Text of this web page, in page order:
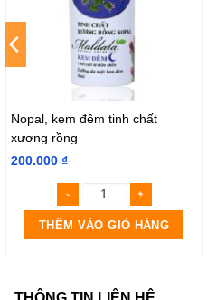
Nopal, kem đêm tinh chất
xương rồng
200.000 ₫
THÊM VÀO GIỎ HÀNG